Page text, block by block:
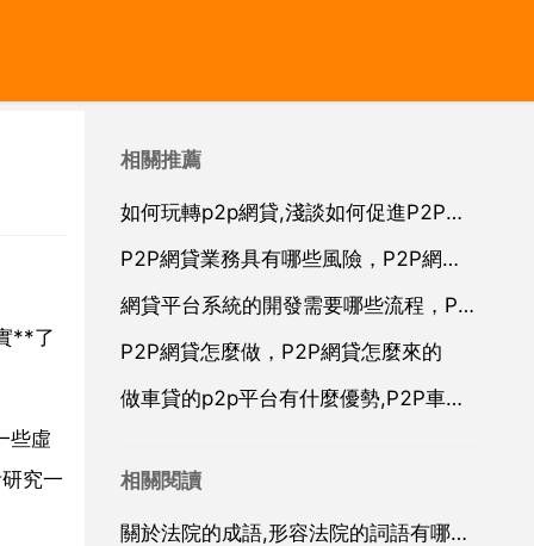
**了
些虛
究一
相關推薦
如何玩轉p2p網貸,淺談如何促進P2P網貸發展
P2P網貸業務具有哪些風險，P2P網貸風險有哪些
網貸平台系統的開發需要哪些流程，P2P網貸系統開發製作的流程是什麼？
P2P網貸怎麼做，P2P網貸怎麼來的
做車貸的p2p平台有什麼優勢,P2P車貸平台有什麼好處
相關閱讀
關於法院的成語,形容法院的詞語有哪些？